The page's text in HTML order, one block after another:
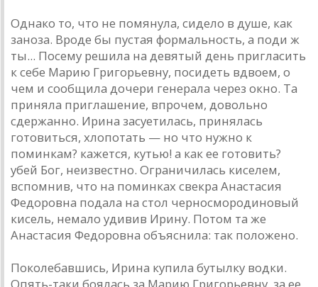
Однако то, что не помянула, сидело в душе, как
заноза. Вроде бы пустая формальность, а поди ж
ты... Посему решила на девятый день пригласить
к себе Марию Григорьевну, посидеть вдвоем, о
чем и сообщила дочери генерала через окно. Та
приняла приглашение, впрочем, довольно
сдержанно. Ирина засуетилась, принялась
готовиться, хлопотать — но что нужно к
поминкам? кажется, кутью! а как ее готовить?
убей Бог, неизвестно. Ограничилась киселем,
вспомнив, что на поминках свекра Анастасия
Федоровна подала на стол черносмородиновый
кисель, немало удивив Ирину. Потом та же
Анастасия Федоровна объяснила: так положено.
Поколебавшись, Ирина купила бутылку водки.